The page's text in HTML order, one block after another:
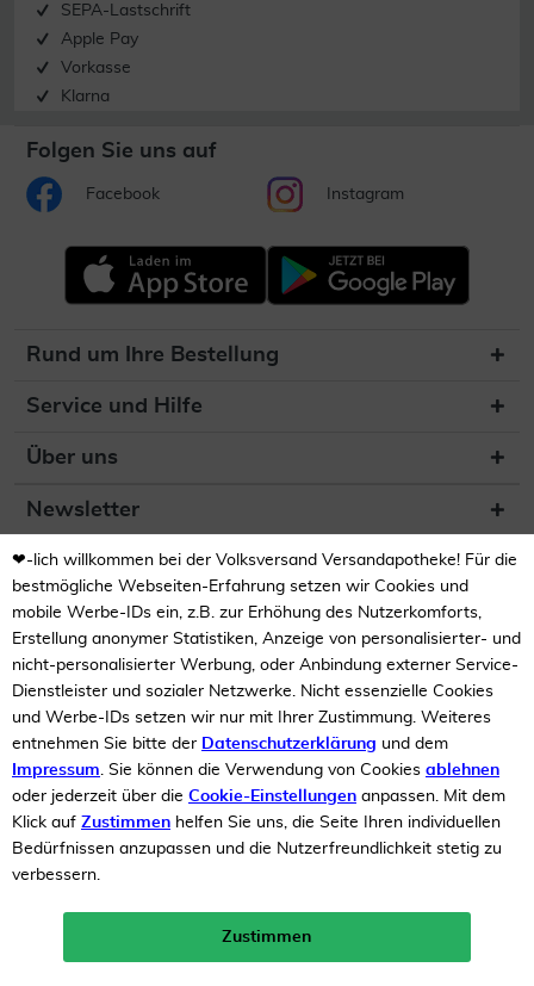
10%
Neukunden-Rabatt ab 49€!
mehr erfahren >
SEPA-Lastschrift
Apple Pay
Vorkasse
Klarna
Folgen Sie uns auf
Facebook Instagram
Rund um Ihre Bestellung
Service und Hilfe
Über uns
Newsletter
(DE) Zur Überprüfung der
Legalität dieser Website
hier klicken
Unsere Auszeichnungen
❤-lich willkommen bei der Volksversand Versandapotheke! Für die
bestmögliche Webseiten-Erfahrung setzen wir Cookies und
mobile Werbe-IDs ein, z.B. zur Erhöhung des Nutzerkomforts,
Erstellung anonymer Statistiken, Anzeige von personalisierter- und
nicht-personalisierter Werbung, oder Anbindung externer Service-
Dienstleister und sozialer Netzwerke. Nicht essenzielle Cookies
und Werbe-IDs setzen wir nur mit Ihrer Zustimmung. Weiteres
entnehmen Sie bitte der Datenschutzerklärung und dem
Impressum. Sie können die Verwendung von Cookies ablehnen
oder jederzeit über die Cookie-Einstellungen anpassen. Mit dem
Klick auf Zustimmen helfen Sie uns, die Seite Ihren individuellen
Bedürfnissen anzupassen und die Nutzerfreundlichkeit stetig zu
verbessern.
Zustimmen